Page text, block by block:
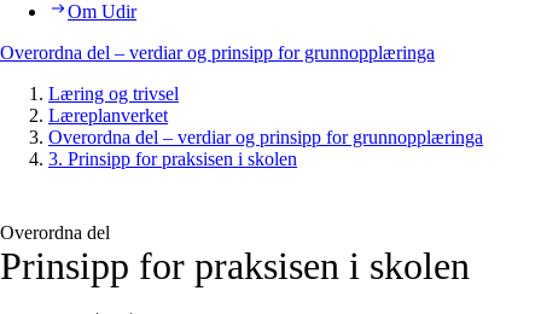
Om Udir
Overordna del – verdiar og prinsipp for grunnopplæringa
Læring og trivsel
Læreplanverket
Overordna del – verdiar og prinsipp for grunnopplæringa
3. Prinsipp for praksisen i skolen
Overordna del
Prinsipp for praksisen i skolen